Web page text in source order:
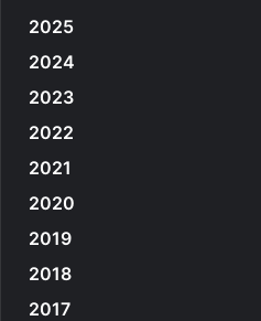
2025
2024
2023
2022
2021
2020
2019
2018
2017